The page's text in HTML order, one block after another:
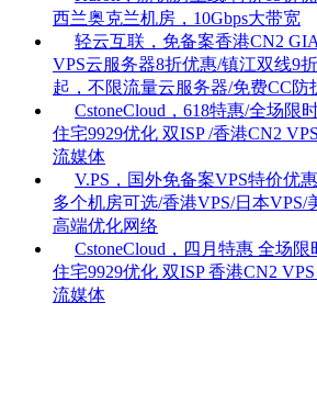
西兰奥克兰机房，10Gbps大带宽
轻云互联，免备案香港CN2
VPS云服务器8折优惠/镇江双线9
起，不限流量云服务器/免费CC防
CstoneCloud，618特惠/全场限
住宅9929优化 双ISP /香港CN2
流媒体
V.PS，国外免备案VPS特价优
多个机房可选/香港VPS/日本VPS/
高端优化网络
CstoneCloud，四月特惠 全场
住宅9929优化 双ISP 香港CN2
流媒体